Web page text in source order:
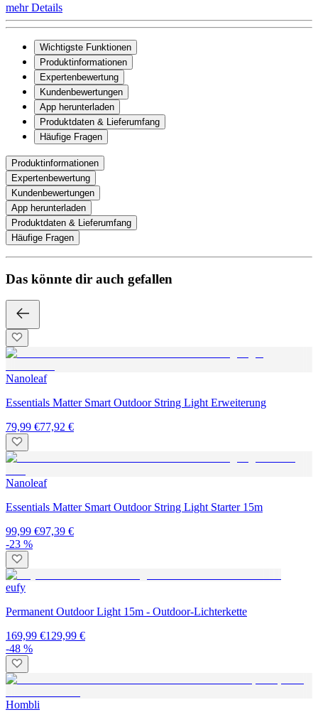
mehr Details
Wichtigste Funktionen
Produktinformationen
Expertenbewertung
Kundenbewertungen
App herunterladen
Produktdaten & Lieferumfang
Häufige Fragen
Produktinformationen
Expertenbewertung
Kundenbewertungen
App herunterladen
Produktdaten & Lieferumfang
Häufige Fragen
Das könnte dir auch gefallen
Nanoleaf
Essentials Matter Smart Outdoor String Light Erweiterung
79,99 €77,92 €
Nanoleaf
Essentials Matter Smart Outdoor String Light Starter 15m
99,99 €97,39 €
-23 %
eufy
Permanent Outdoor Light 15m - Outdoor-Lichterkette
169,99 €129,99 €
-48 %
Hombli